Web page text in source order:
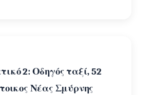
2: Οδηγός ταξί, 52
Νέας Σμύρνης